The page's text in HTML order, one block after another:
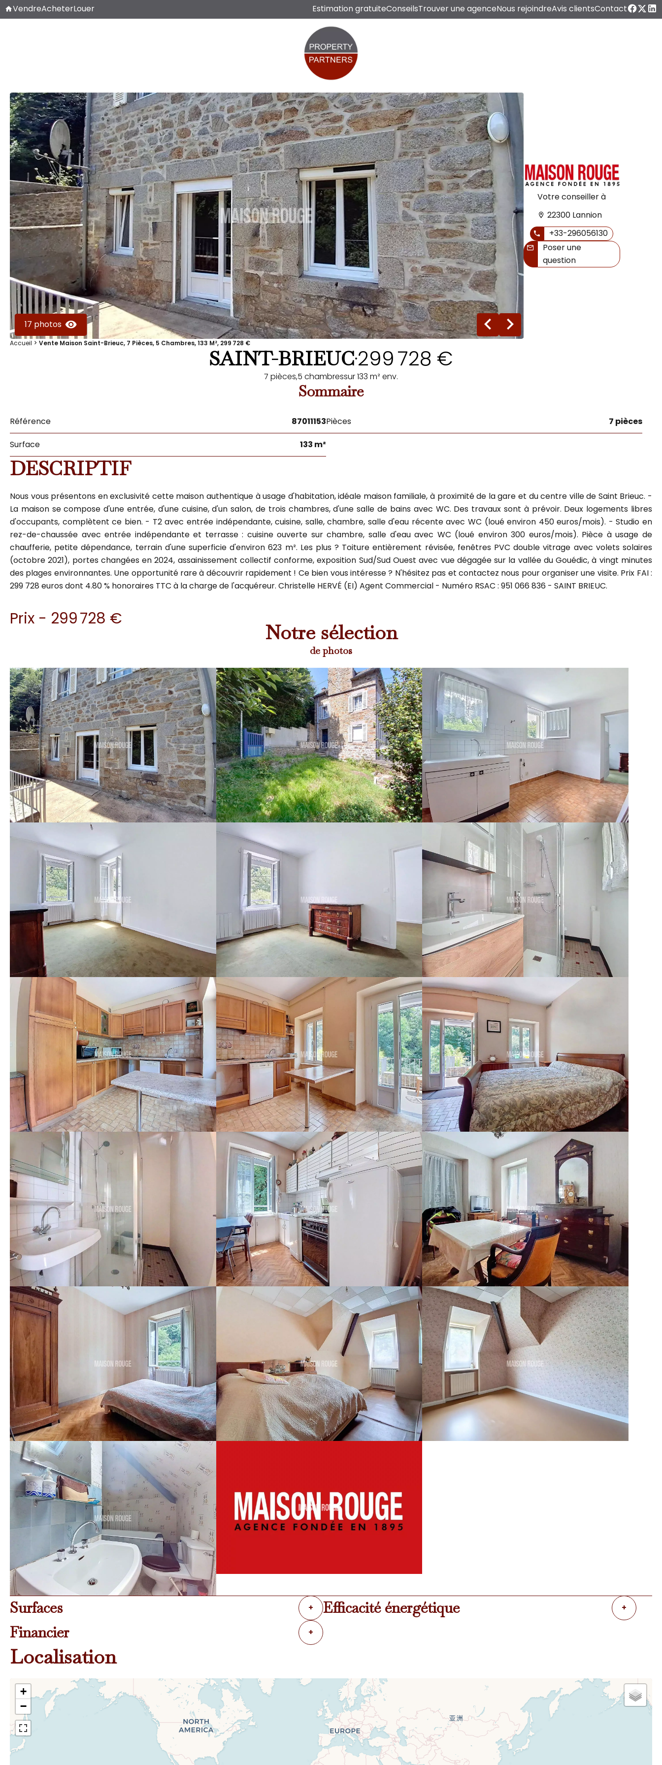
VendreAcheterLouer Estimation gratuiteConseilsTrouver une agenceNous rejoindreAvis clientsContact
17 photos
Votre conseiller à
22300 Lannion
+33-296056130
Poser une
question
Accueil Vente Maison Saint-Brieuc, 7 Pièces, 5 Chambres, 133 M², 299 728 €
SAINT-BRIEUC•299 728 €
7 pièces,5 chambressur 133 m² env.
Sommaire
Référence 87011153Pièces 7 pièces
Surface 133 m²
DESCRIPTIF
Nous vous présentons en exclusivité cette maison authentique à usage d'habitation, idéale maison familiale, à proximité de la gare et du centre ville de Saint Brieuc. -
La maison se compose d'une entrée, d'une cuisine, d'un salon, de trois chambres, d'une salle de bains avec WC. Des travaux sont à prévoir. Deux logements libres
d'occupants, complètent ce bien. - T2 avec entrée indépendante, cuisine, salle, chambre, salle d'eau récente avec WC (loué environ 450 euros/mois). - Studio en
rez-de-chaussée avec entrée indépendante et terrasse : cuisine ouverte sur chambre, salle d'eau avec WC (loué environ 300 euros/mois). Pièce à usage de
chaufferie, petite dépendance, terrain d'une superficie d'environ 623 m². Les plus ? Toiture entièrement révisée, fenêtres PVC double vitrage avec volets solaires
(octobre 2021), portes changées en 2024, assainissement collectif conforme, exposition Sud/Sud Ouest avec vue dégagée sur la vallée du Gouédic, à vingt minutes
des plages environnantes. Une opportunité rare à découvrir rapidement ! Ce bien vous intéresse ? N'hésitez pas et contactez nous pour organiser une visite. Prix FAI :
299 728 euros dont 4.80 % honoraires TTC à la charge de l'acquéreur. Christelle HERVÉ (EI) Agent Commercial - Numéro RSAC : 951 066 836 - SAINT BRIEUC.
Prix - 299 728 €
Notre sélection
de photos
Surfaces + Efficacité énergétique +
Financier +
Localisation
+
−